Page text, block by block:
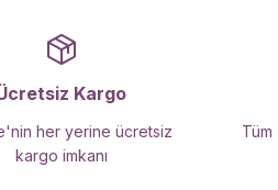
Gönder
Kargo
her yerine ücretsiz
kargo imkanı
Tüm